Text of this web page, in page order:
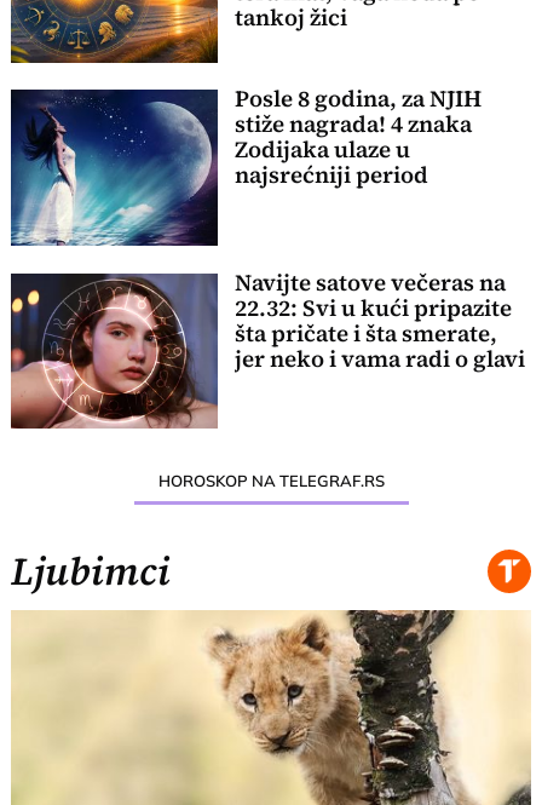
tankoj žici
Posle 8 godina, za NJIH
stiže nagrada! 4 znaka
Zodijaka ulaze u
najsrećniji period
Navijte satove večeras na
22.32: Svi u kući pripazite
šta pričate i šta smerate,
jer neko i vama radi o glavi
HOROSKOP NA TELEGRAF.RS
Ljubimci